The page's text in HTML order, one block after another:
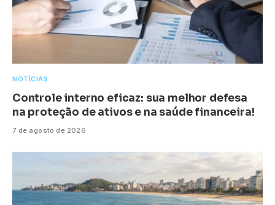
NOTÍCIAS
Controle interno eficaz: sua melhor defesa
na proteção de ativos e na saúde financeira!
7 de agosto de 2026